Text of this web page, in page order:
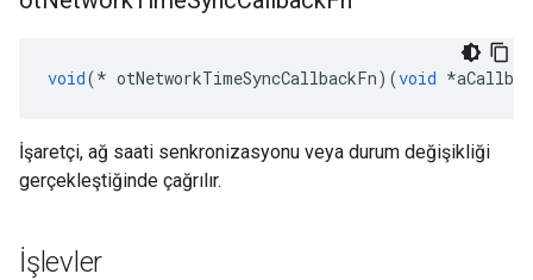
void(* otNetworkTimeSyncCallbackFn)(void *
İşaretçi, ağ saati senkronizasyonu veya durum değişikliği
gerçekleştiğinde çağrılır.
İşlevler